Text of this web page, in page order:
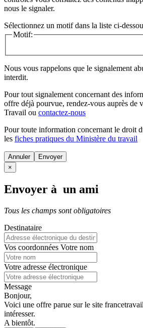
nous le signaler.
Sélectionnez un motif dans la liste ci-
Motif:
Nous vous rappelons que le signalement
interdit.
Pour tout signalement concernant des
offre déjà pourvue, rendez-vous auprès de
Travail ou contactez-nous
Pour toute information concernant le droit
les fiches pratiques du Ministère du travail
Annuler
×
Envoyer à un ami
Tous les champs sont obligatoires
Destinataire
Vos coordonnées Votre nom
Votre adresse électronique
Message
Bonjour,
Voici une offre parue sur le site
intéresser.
A bientôt.